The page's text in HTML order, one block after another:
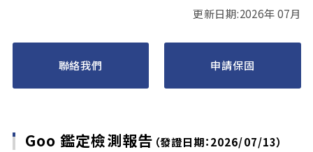
更新日期:2026年 07月
聯絡我們 申請保固
Goo 鑑定檢測報告 （發證日期：2026/07/13）